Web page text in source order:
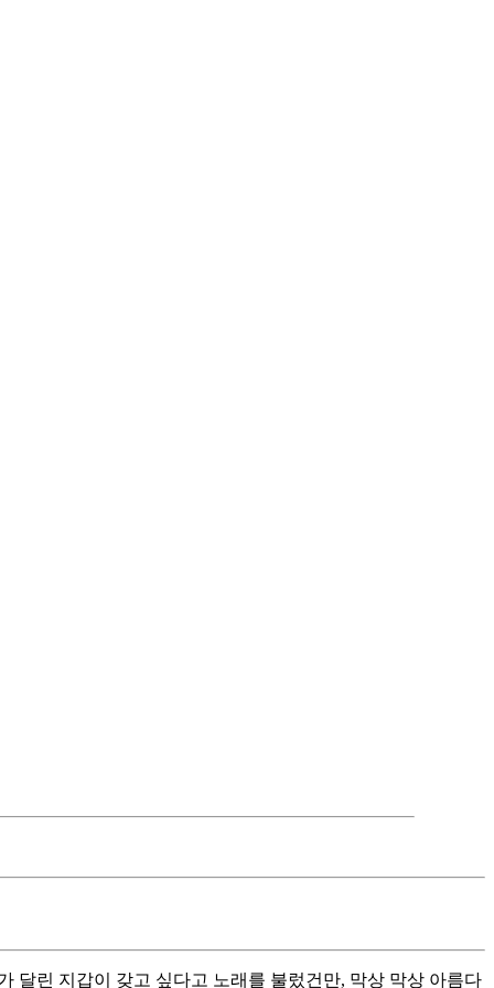
달린 지갑이 갖고 싶다고 노래를 불렀건만, 막상 막상 아름다